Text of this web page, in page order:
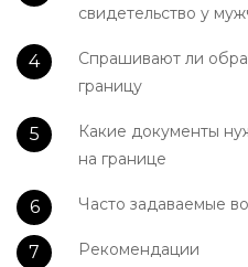
свидетельство у
Спрашивают ли
границу
Какие документы
на границе
Часто задаваемые
Рекомендации